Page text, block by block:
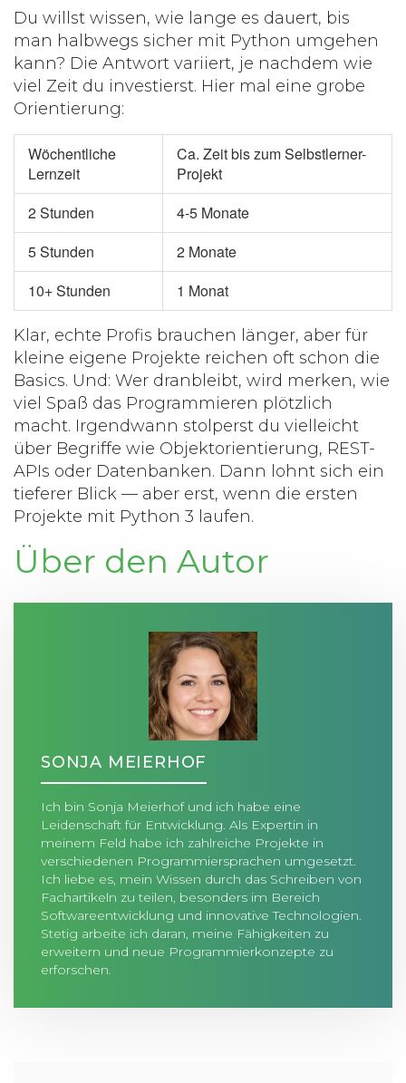
Du willst wissen, wie lange es dauert, bis
man halbwegs sicher mit Python umgehen
kann? Die Antwort variiert, je nachdem wie
viel Zeit du investierst. Hier mal eine grobe
Orientierung:
Wöchentliche
Lernzeit
Ca. Zeit bis zum Selbstlerner-
Projekt
2 Stunden
4-5 Monate
5 Stunden
2 Monate
10+ Stunden
1 Monat
Klar, echte Profis brauchen länger, aber für
kleine eigene Projekte reichen oft schon die
Basics. Und: Wer dranbleibt, wird merken, wie
viel Spaß das Programmieren plötzlich
macht. Irgendwann stolperst du vielleicht
über Begriffe wie Objektorientierung, REST-
APIs oder Datenbanken. Dann lohnt sich ein
tieferer Blick — aber erst, wenn die ersten
Projekte mit Python 3 laufen.
Über den Autor
SONJA MEIERHOF
Ich bin Sonja Meierhof und ich habe eine
Leidenschaft für Entwicklung. Als Expertin in
meinem Feld habe ich zahlreiche Projekte in
verschiedenen Programmiersprachen umgesetzt.
Ich liebe es, mein Wissen durch das Schreiben von
Fachartikeln zu teilen, besonders im Bereich
Softwareentwicklung und innovative Technologien.
Stetig arbeite ich daran, meine Fähigkeiten zu
erweitern und neue Programmierkonzepte zu
erforschen.